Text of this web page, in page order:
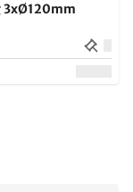
3xØ120mm